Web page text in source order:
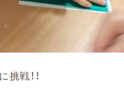
戦！！